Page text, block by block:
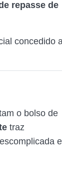
repasse de
concedido
o bolso de
traz
e